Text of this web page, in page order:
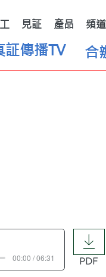
見証 產品 頻道
証傳播TV 合
00:00 / 06:31 PDF